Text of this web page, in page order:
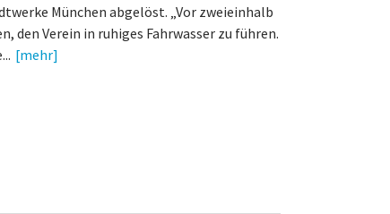
München abgelöst. „Vor zweieinhalb
den Verein in ruhiges Fahrwasser zu führen.
[mehr]